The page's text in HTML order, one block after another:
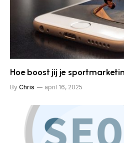
Hoe boost jij je
By Chris april 16, 2025